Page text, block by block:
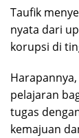
Taufik
nyata dari
korupsi di
pelajaran
tugas
kemajuan